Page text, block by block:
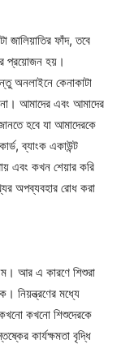
জালিয়াতির ফাঁদ, তবে
প্রয়োজন হয়।
অনলাইনে কেনাকাটা
আমাদের এবং আমাদের
হবে যা আমাদেরকে
ব্যাংক একাউন্ট
এবং কখন শেয়ার করি
অপব্যবহার রোধ করা
আর এ কারণে শিশুরা
নিয়ন্ত্রণের মধ্যে
কখনো শিশুদেরকে
কার্যক্ষমতা বৃদ্ধি